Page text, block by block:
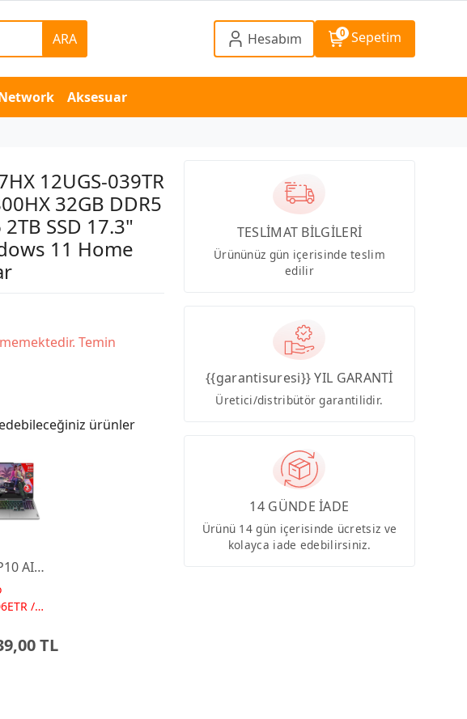
ARA Hesabım 0 Sepetim
Aksesuar
12UGS-039TR
32GB DDR5
SSD 17.3"
11 Home
Temin
ürünler
AI
1TB
/
TL
TESLİMAT BİLGİLERİ
Ürününüz gün içerisinde teslim
edilir
{{garantisuresi}} YIL GARANTİ
Üretici/distribütör garantilidir.
14 GÜNDE İADE
Ürünü 14 gün içerisinde ücretsiz ve
kolayca iade edebilirsiniz.